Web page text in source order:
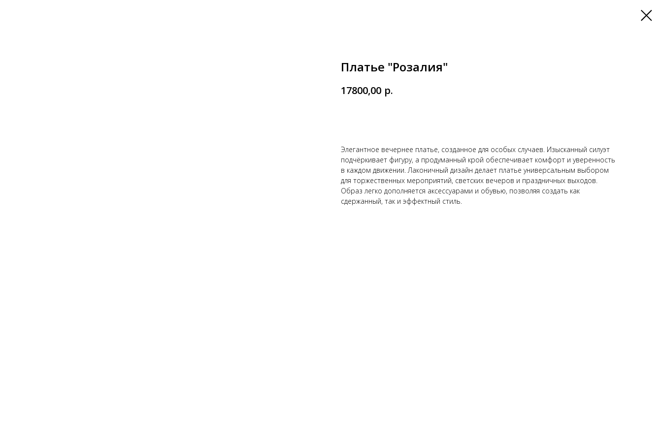
Платье "Розалия"
17800,00 р.
Элегантное вечернее платье, созданное для особых случаев. Изысканный силуэт
подчёркивает фигуру, а продуманный крой обеспечивает комфорт и уверенность
в каждом движении. Лаконичный дизайн делает платье универсальным выбором
для торжественных мероприятий, светских вечеров и праздничных выходов.
Образ легко дополняется аксессуарами и обувью, позволяя создать как
сдержанный, так и эффектный стиль.